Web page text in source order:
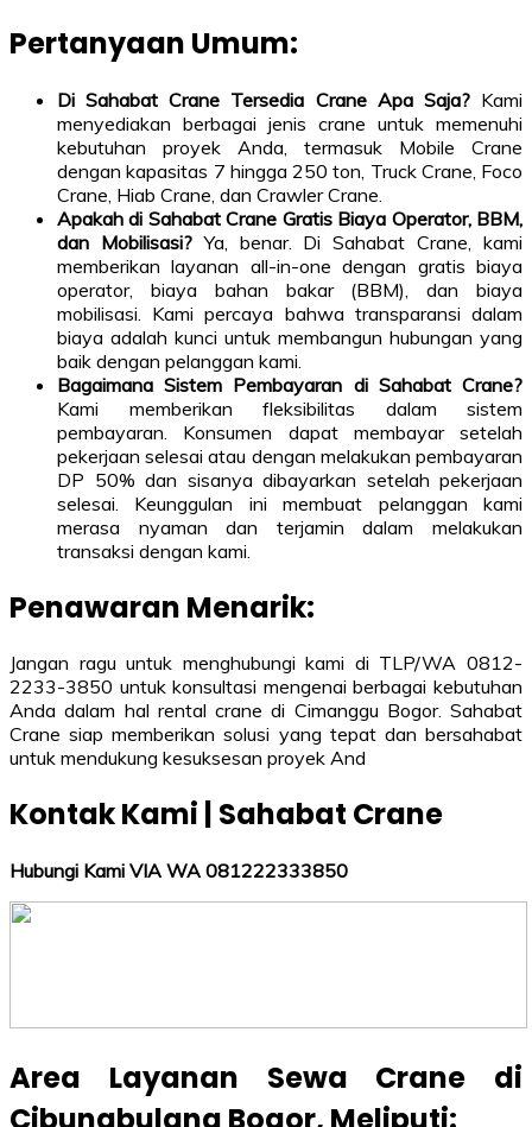
Pertanyaan Umum:
Di Sahabat Crane Tersedia Crane Apa Saja?Kami
menyediakan berbagai jenis crane untuk memenuhi
kebutuhan proyek Anda, termasuk Mobile Crane
dengan kapasitas 7 hingga 250 ton, Truck Crane, Foco
Crane, Hiab Crane, dan Crawler Crane.
Apakah di Sahabat Crane Gratis Biaya Operator, BBM,
dan Mobilisasi?Ya, benar. Di Sahabat Crane, kami
memberikan layanan all-in-one dengan gratis biaya
operator, biaya bahan bakar (BBM), dan biaya
mobilisasi. Kami percaya bahwa transparansi dalam
biaya adalah kunci untuk membangun hubungan yang
baik dengan pelanggan kami.
Bagaimana Sistem Pembayaran di Sahabat Crane?
Kami memberikan fleksibilitas dalam sistem
pembayaran. Konsumen dapat membayar setelah
pekerjaan selesai atau dengan melakukan pembayaran
DP 50% dan sisanya dibayarkan setelah pekerjaan
selesai. Keunggulan ini membuat pelanggan kami
merasa nyaman dan terjamin dalam melakukan
transaksi dengan kami.
Penawaran Menarik:
Jangan ragu untuk menghubungi kami di TLP/WA 0812-
2233-3850 untuk konsultasi mengenai berbagai kebutuhan
Anda dalam hal rental crane di Cimanggu Bogor. Sahabat
Crane siap memberikan solusi yang tepat dan bersahabat
untuk mendukung kesuksesan proyek And
Kontak Kami | Sahabat Crane
Hubungi Kami VIA WA 081222333850
Area Layanan Sewa Crane di